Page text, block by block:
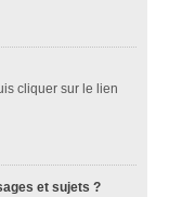
cliquer sur le lien
et sujets ?